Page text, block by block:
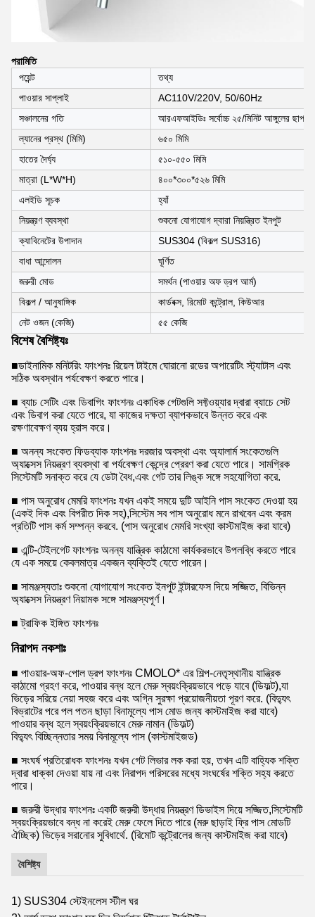
পরামিতি
পয়েন্ট
তথ্য
পাওয়ার সাপ্লাই
AC110V/220V, 50/60Hz
সঞ্চালনের গতি
আরএফআইডিঃ সর্বোচ্চ ২৫/মিনিট আঙ্গুলের ছাপঃ
ল্যানের প্রস্থ (মিমি)
৬৫০ মিমি
হাতের দৈর্ঘ্য
৫১০-৫৫০ মিমি
মাত্রা (L*W*H)
৪০০*৩০০*৫২৬ মিমি
এলইডি সূচক
হ্যাঁ
নিয়ন্ত্রণ ব্যবস্থা
শুকনো যোগাযোগ দ্বারা নিয়ন্ত্রিত ইনপুট
ক্যাবিনেটের উপাদান
SUS304 (বিকল্প SUS316)
বাধা আন্দোলন
ঘূর্ণিত
জরুরী মোড
সমর্থন (পাওয়ার অফ ড্রপ আর্ম)
বিকল্প / আনুষাঙ্গিক
কার্ডবক্স, রিমোট কন্ট্রোল, কিউআর
নেট ওজন (কেজি)
৫৫ কেজি
বিশেষ বৈশিষ্ট্যঃ
■ডাইনামিক মনিটরিং ফাংশনঃ রিয়েল টাইমে ঘোরানো রডের অপারেটিং স্ট্যাটাস এবং
সঠিক অবস্থান পর্যবেক্ষণ করতে পারে।
■ ব্যাচ সেটিং এবং ডিবাগিং ফাংশনঃ একাধিক গেটগুলি সফ্টওয়্যার দ্বারা ব্যাচে সেট
এবং ডিবাগ করা যেতে পারে, যা কাজের দক্ষতা ব্যাপকভাবে উন্নত করে এবং
রক্ষণাবেক্ষণ ব্যয় হ্রাস করে।
■ অনন্য সংকেত ফিডব্যাক ফাংশনঃ দরজার অবস্থা এবং অ্যালার্ম সংকেতগুলি
অ্যাক্সেস নিয়ন্ত্রণ ব্যবস্থা বা পর্যবেক্ষণ কেন্দ্রে প্রেরণ করা যেতে পারে। সামগ্রিক
সিস্টেমটি সনাক্ত করে যে ডেটা বৈধ,এবং গেট তার লিঙ্ক সঙ্গে সহযোগিতা করে.
■ পাস অনুরোধ মেমরি ফাংশনঃ যখন একই সময়ে দুটি আইনি পাস সংকেত দেওয়া হয়
(একই দিক এবং বিপরীত দিক সহ),সিস্টেম সব পাস অনুরোধ মনে রাখবেন এবং ক্রম
প্রতিটি পাস কর্ম সম্পন্ন করবে. (পাস অনুরোধ মেমরি সংখ্যা কাস্টমাইজ করা যাবে)
■ এন্টি-টেইলগেট ফাংশনঃ অনন্য যান্ত্রিক কাঠামো কার্যকরভাবে উপলব্ধি করতে পারে
যে এক সময়ে কেবলমাত্র একজন ব্যক্তিই যেতে পারেন।
■ সামঞ্জস্যতাঃ শুকনো যোগাযোগ সংকেত ইনপুট ইন্টারফেস দিয়ে সজ্জিত, বিভিন্ন
অ্যাক্সেস নিয়ন্ত্রণ নিয়ামক সঙ্গে সামঞ্জস্যপূর্ণ।
■ ট্রাফিক ইঙ্গিত ফাংশনঃ
নিরাপদ নকশাঃ
■ পাওয়ার-অফ-পোল ড্রপ ফাংশনঃ CMOLO* এর শিল্প-নেতৃস্থানীয় যান্ত্রিক
কাঠামো গ্রহণ করে, পাওয়ার বন্ধ হলে মেরু স্বয়ংক্রিয়ভাবে পড়ে যাবে (ডিফল্ট),যা
ভিড়ের সরিয়ে নেয়া সহজ করে এবং অগ্নি সুরক্ষা প্রয়োজনীয়তা পূরণ করে. (বিদ্যুৎ
বিভ্রাটের পরে পল পতন ছাড়া বিনামূল্যে পাস মোড জন্য কাস্টমাইজ করা যাবে)
পাওয়ার বন্ধ হলে স্বয়ংক্রিয়ভাবে মেরু নামান (ডিফল্ট)
বিদ্যুৎ বিচ্ছিন্নতার সময় বিনামূল্যে পাস (কাস্টমাইজড)
■ সংঘর্ষ প্রতিরোধক ফাংশনঃ যখন গেট লিভার লক করা হয়, তখন এটি বাহ্যিক শক্তি
দ্বারা ধাক্কা দেওয়া যায় না এবং নিরাপদ পরিসরের মধ্যে সংঘর্ষের শক্তি সহ্য করতে
পারে।
■ জরুরী উদ্ধার ফাংশনঃ একটি জরুরী উদ্ধার নিয়ন্ত্রণ ডিভাইস দিয়ে সজ্জিত,সিস্টেমটি
স্বয়ংক্রিয়ভাবে বন্ধ না করেই মেরু ফেলে দিতে পারে (মরু ছাড়াই ফ্রি পাস মোডটি
ঐচ্ছিক) ভিড়ের সরানোর সুবিধার্থে. (রিমোট কন্ট্রোলের জন্য কাস্টমাইজ করা যাবে)
বৈশিষ্ট্য
1) SUS304 স্টেইনলেস স্টীল ঘর